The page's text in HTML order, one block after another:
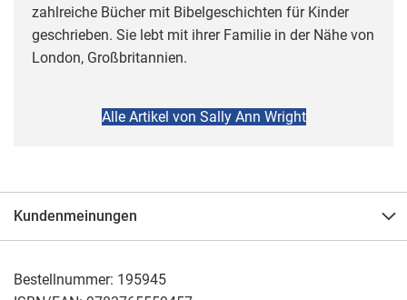
Bestellnummer: 195945
zahlreiche Bücher mit Bibelgeschichten für Kinder
geschrieben. Sie lebt mit ihrer Familie in der Nähe von
London, Großbritannien.
Alle Artikel von Sally Ann Wright
Kundenmeinungen